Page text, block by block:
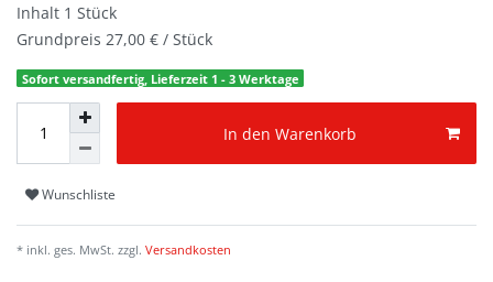
Inhalt 1 Stück
Grundpreis 27,00 € / Stück
Sofort versandfertig, Lieferzeit 1 - 3 Werktage
In den Warenkorb
Wunschliste
* inkl. ges. MwSt. zzgl. Versandkosten